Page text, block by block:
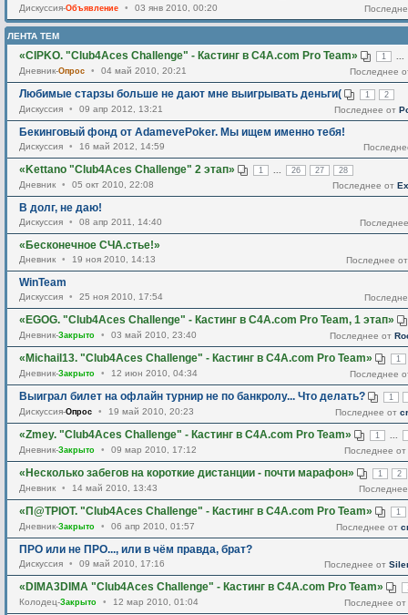
Дискуссия-Объявление • 03 янв 2010, 00:20
ЛЕНТА ТЕМ
«CIPKO. "Club4Aces Challenge" - Кастинг в C4A.com Pro Team» 1
Последнее
Дневник-Опрос • 04 май 2010, 20:21
Любимые старзы больше не дают мне выигрывать деньги( 1 2
Последнее от
Дискуссия • 09 апр 2012, 13:21
Бекинговый фонд от AdamevePoker. Мы ищем именно тебя!
Дискуссия • 16 май 2012, 14:59
«Kettano "Club4Aces Challenge" 2 этап» 1 26 27 28
Последнее от
Дневник • 05 окт 2010, 22:08
В долг, не даю!
Дискуссия • 08 апр 2011, 14:40
«Бесконечное СЧА.стье!»
Последнее
Дневник • 19 ноя 2010, 14:13
WinTeam
Дискуссия • 25 ноя 2010, 17:54
«EGOG. "Club4Aces Challenge" - Кастинг в C4A.com Pro Team, 1 этап»
Последнее от
Дневник-Закрыто • 03 май 2010, 23:40
«Michail13. "Club4Aces Challenge" - Кастинг в C4A.com Pro Team» 1
Последнее
Дневник-Закрыто • 12 июн 2010, 04:34
Выиграл билет на офлайн турнир не по банкролу... Что делать? 1
Последнее от
Дискуссия-Опрос • 19 май 2010, 20:23
«Zmey. "Club4Aces Challenge" - Кастинг в C4A.com Pro Team» 1
Последнее
Дневник-Закрыто • 09 мар 2010, 17:12
«Несколько забегов на короткие дистанции - почти марафон» 1 2
Дневник • 14 май 2010, 13:43
«П@ТРІОТ. "Club4Aces Challenge" - Кастинг в C4A.com Pro Team» 1
Последнее от
Дневник-Закрыто • 06 апр 2010, 01:57
ПРО или не ПРО..., или в чём правда, брат?
Последнее от
Дискуссия • 09 май 2010, 17:16
«DIMA3DIMA "Club4Aces Challenge" - Кастинг в C4A.com Pro Team»
Последнее
Колодец-Закрыто • 12 мар 2010, 01:04